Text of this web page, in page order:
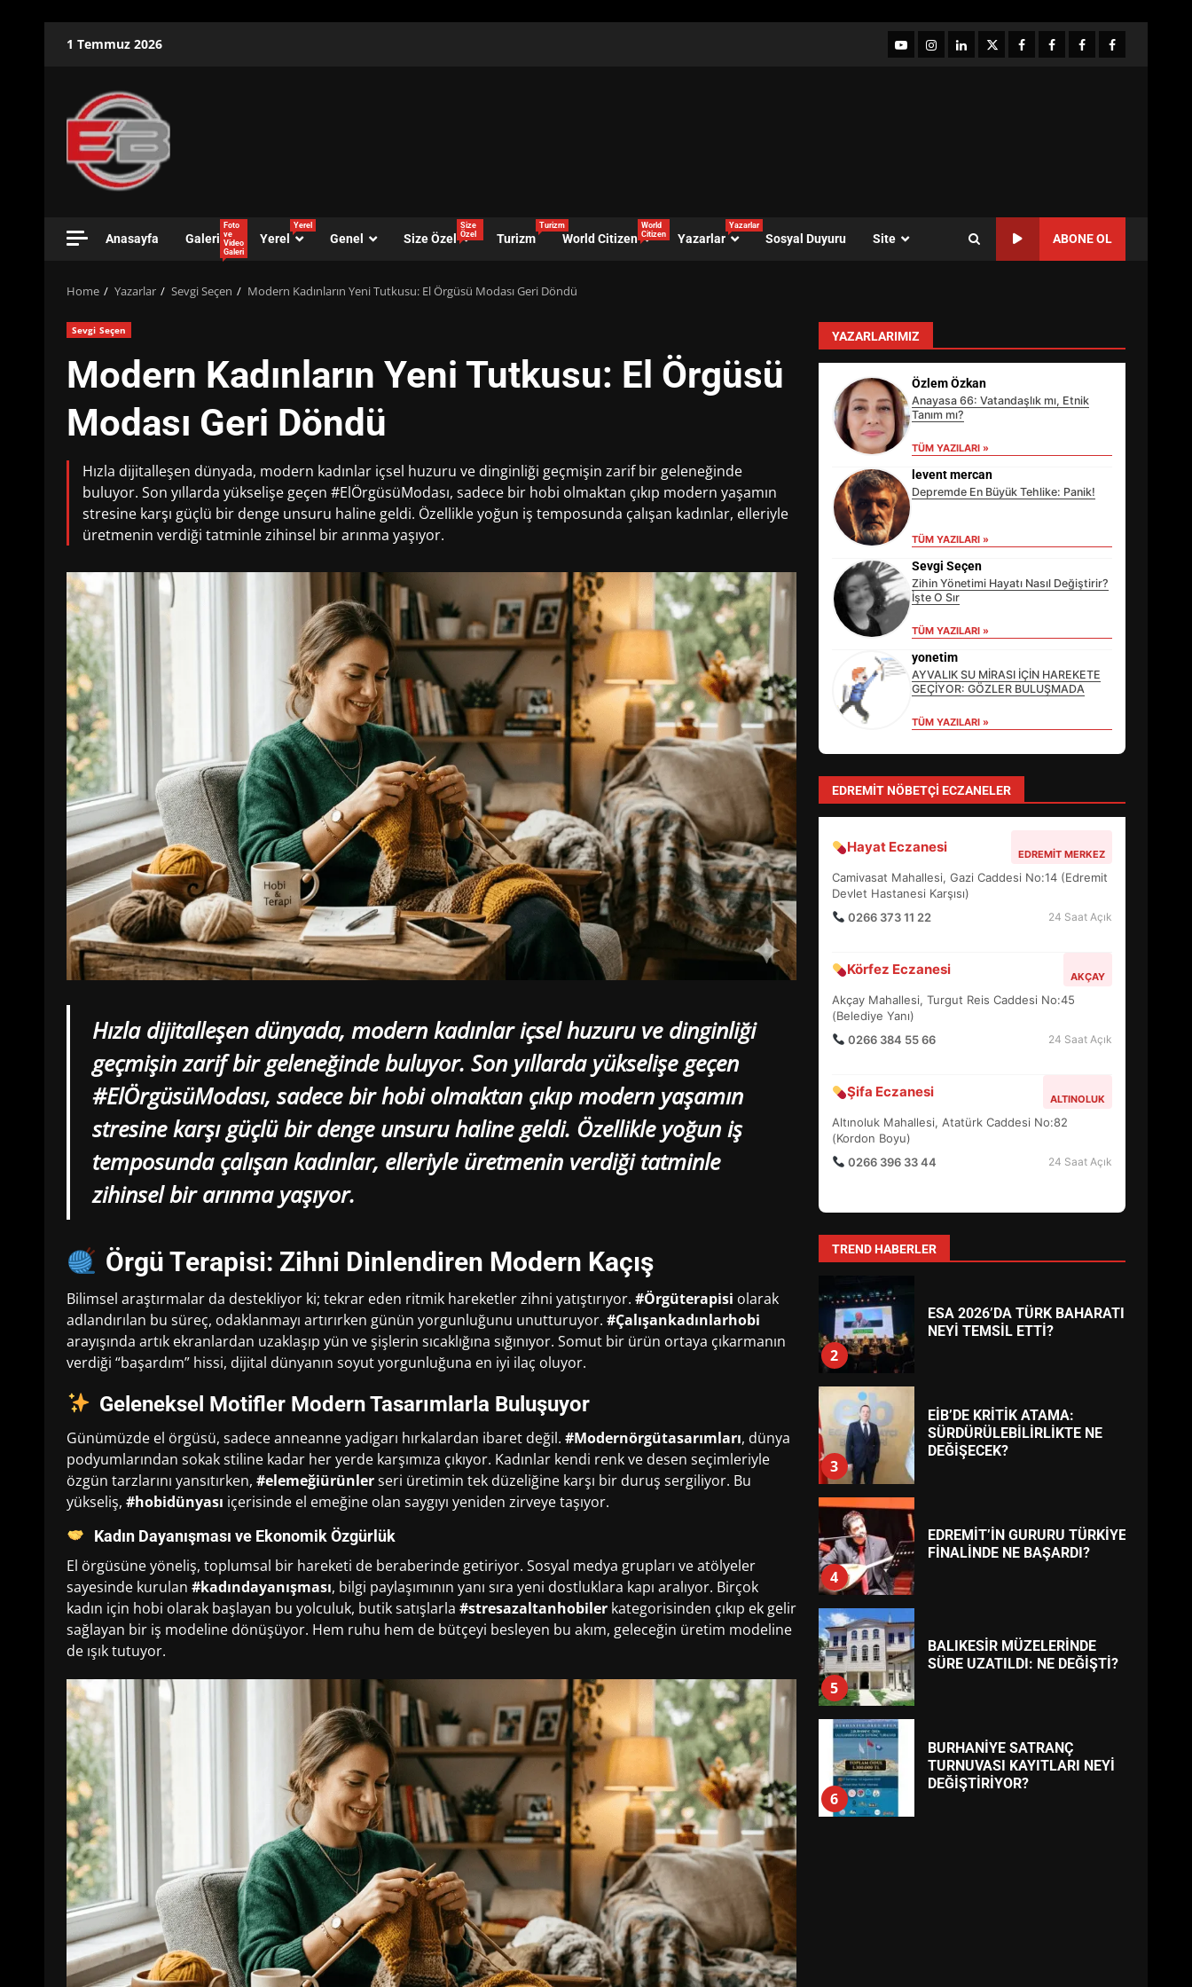
1 Temmuz 2026 YouTubeInstagram
LinkedIntwitterfacebook-Facebook-
Facebook-Facebook-
Anasayfa Galeri
Foto
ve
Video
Galeri
Yerel
Yerel
Genel Size Özel
Size
Özel
Turizm
Turizm
World Citizen
World
Citizen
Yazarlar
Yazarlar
Sosyal Duyuru Site ABONE OL
Home Yazarlar Sevgi Seçen Modern Kadınların Yeni Tutkusu: El Örgüsü Modası Geri Döndü
Sevgi Seçen
Modern Kadınların Yeni Tutkusu: El Örgüsü
Modası Geri Döndü
Hızla dijitalleşen dünyada, modern kadınlar içsel huzuru ve dinginliği geçmişin zarif bir geleneğinde
buluyor. Son yıllarda yükselişe geçen #ElÖrgüsüModası, sadece bir hobi olmaktan çıkıp modern yaşamın
stresine karşı güçlü bir denge unsuru haline geldi. Özellikle yoğun iş temposunda çalışan kadınlar, elleriyle
üretmenin verdiği tatminle zihinsel bir arınma yaşıyor.
Hızla dijitalleşen dünyada, modern kadınlar içsel huzuru ve dinginliği
geçmişin zarif bir geleneğinde buluyor. Son yıllarda yükselişe geçen
#ElÖrgüsüModası, sadece bir hobi olmaktan çıkıp modern yaşamın
stresine karşı güçlü bir denge unsuru haline geldi. Özellikle yoğun iş
temposunda çalışan kadınlar, elleriyle üretmenin verdiği tatminle
zihinsel bir arınma yaşıyor.
Örgü Terapisi: Zihni Dinlendiren Modern Kaçış
Bilimsel araştırmalar da destekliyor ki; tekrar eden ritmik hareketler zihni yatıştırıyor. #Örgüterapisi olarak
adlandırılan bu süreç, odaklanmayı artırırken günün yorgunluğunu unutturuyor. #Çalışankadınlarhobi
arayışında artık ekranlardan uzaklaşıp yün ve şişlerin sıcaklığına sığınıyor. Somut bir ürün ortaya çıkarmanın
verdiği “başardım” hissi, dijital dünyanın soyut yorgunluğuna en iyi ilaç oluyor.
Geleneksel Motifler Modern Tasarımlarla Buluşuyor
Günümüzde el örgüsü, sadece anneanne yadigarı hırkalardan ibaret değil. #Modernörgütasarımları, dünya
podyumlarından sokak stiline kadar her yerde karşımıza çıkıyor. Kadınlar kendi renk ve desen seçimleriyle
özgün tarzlarını yansıtırken, #elemeğiürünlerseri üretimin tek düzeliğine karşı bir duruş sergiliyor. Bu
yükseliş, #hobidünyası içerisinde el emeğine olan saygıyı yeniden zirveye taşıyor.
Kadın Dayanışması ve Ekonomik Özgürlük
El örgüsüne yöneliş, toplumsal bir hareketi de beraberinde getiriyor. Sosyal medya grupları ve atölyeler
sayesinde kurulan #kadındayanışması, bilgi paylaşımının yanı sıra yeni dostluklara kapı aralıyor. Birçok
kadın için hobi olarak başlayan bu yolculuk, butik satışlarla #stresazaltanhobiler kategorisinden çıkıp ek gelir
sağlayan bir iş modeline dönüşüyor. Hem ruhu hem de bütçeyi besleyen bu akım, geleceğin üretim modeline
de ışık tutuyor.
YAZARLARIMIZ
Özlem Özkan
Anayasa 66: Vatandaşlık mı, Etnik
Tanım mı?
TÜM YAZILARI »
levent mercan
Depremde En Büyük Tehlike: Panik!
TÜM YAZILARI »
Sevgi Seçen
Zihin Yönetimi Hayatı Nasıl Değiştirir?
İşte O Sır
TÜM YAZILARI »
yonetim
AYVALIK SU MİRASI İÇİN HAREKETE
GEÇİYOR: GÖZLER BULUŞMADA
TÜM YAZILARI »
EDREMIT NÖBETÇI ECZANELER
Hayat Eczanesi EDREMIT MERKEZ
Camivasat Mahallesi, Gazi Caddesi No:14 (Edremit
Devlet Hastanesi Karşısı)
0266 373 11 22
24 Saat Açık
Körfez Eczanesi AKÇAY
Akçay Mahallesi, Turgut Reis Caddesi No:45
(Belediye Yanı)
0266 384 55 66
24 Saat Açık
Şifa Eczanesi ALTINOLUK
Altınoluk Mahallesi, Atatürk Caddesi No:82
(Kordon Boyu)
0266 396 33 44
24 Saat Açık
TREND HABERLER
EİB’DE KRİTİK ATAMA:
SÜRDÜRÜLEBİLİRLİKTE NE
DEĞİŞECEK?
4
EDREMİT’İN GURURU TÜRKİYE
FİNALİNDE NE BAŞARDI?
5
BALIKESİR MÜZELERİNDE
SÜRE UZATILDI: NE DEĞİŞTİ?
6
BURHANİYE SATRANÇ
DEĞİŞTİRİYOR?
7
BURHANİYE
BELEDİYESPOR’DA YENİ
YÖNETİM NASIL ŞEKİLLENDİ?
1
HAREKETE GEÇİYOR: GÖZLER
2
ESA 2026’DA TÜRK BAHARATI
NEYİ TEMSİL ETTİ?
3
EİB’DE KRİTİK ATAMA:
SÜRDÜRÜLEBİLİRLİKTE NE
DEĞİŞECEK?
4
EDREMİT’İN GURURU TÜRKİYE
FİNALİNDE NE BAŞARDI?
5
BALIKESİR MÜZELERİNDE
SÜRE UZATILDI: NE DEĞİŞTİ?
6
BURHANİYE SATRANÇ
TURNUVASI KAYITLARI NEYİ
DEĞİŞTİRİYOR?